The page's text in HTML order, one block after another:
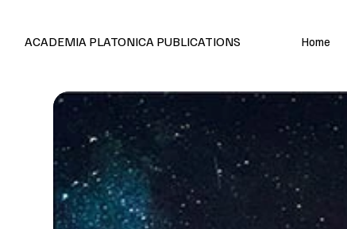
ACADEMIA PLATONICA PUBLICATIONS Home